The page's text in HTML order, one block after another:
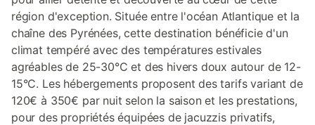
région d'exception. Située entre l'océan Atlantique et la
chaîne des Pyrénées, cette destination bénéficie d'un
climat tempéré avec des températures estivales
agréables de 25-30°C et des hivers doux autour de 12-
15°C. Les hébergements proposent des tarifs variant de
120€ à 350€ par nuit selon la saison et les prestations,
pour des propriétés équipées de jacuzzis privatifs,